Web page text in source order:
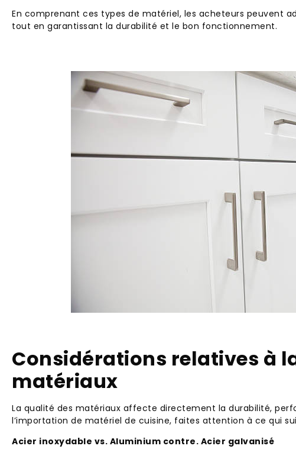
En comprenant ces types de matériel, les acheteurs peuvent
tout en garantissant la durabilité et le bon fonctionnement.
Considérations relatives à
matériaux
La qualité des matériaux affecte directement la durabilité,
l’importation de matériel de cuisine, faites attention à ce qui
Acier inoxydable vs. Aluminium contre. Acier galvanisé